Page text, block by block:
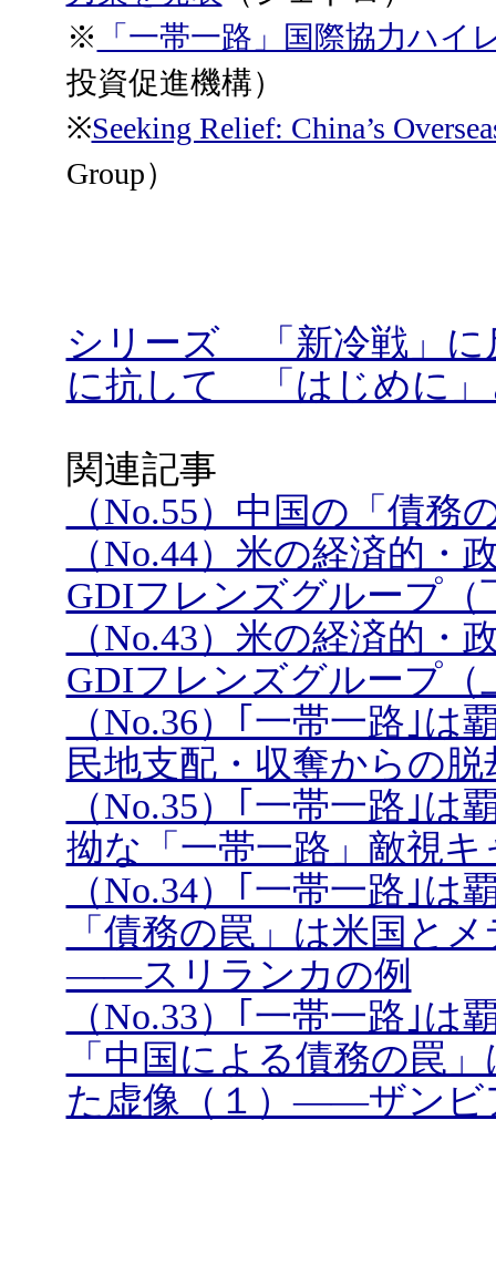
※
「一帯一路」国際協力ハ
投資促進機構）
※Seeking Relief: China’s
Group）
シリーズ 「新冷戦」
に抗して 「はじめに」
関連記事
（No.55）中国の「債
（No.44）米の経済的
GDIフレンズグループ（
（No.43）米の経済的
GDIフレンズグループ（
（No.36）｢一帯一路｣
民地支配・収奪からの
（No.35）｢一帯一路｣
拗な「一帯一路」敵視
（No.34）｢一帯一路｣
「債務の罠」は米国と
――スリランカの例
（No.33）｢一帯一路｣
「中国による債務の罠
た虚像（１）――ザンビ